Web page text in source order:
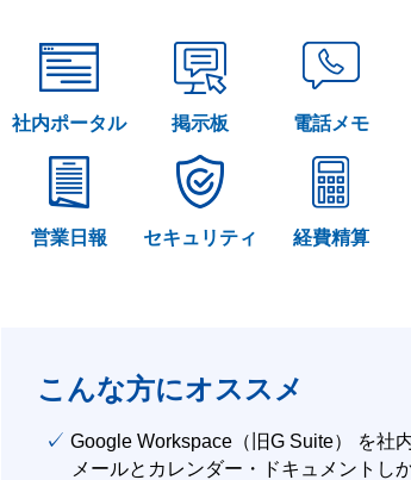
社内ポータル 掲示板 電話メモ
営業日報 セキュリティ 経費精算
こんな方にオススメ
✓ Google Workspace（旧G Suite） を社
メールとカレンダー・ドキュメントし